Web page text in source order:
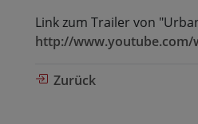
Link zum Trailer von
http://www.youtube.com/
Zurück